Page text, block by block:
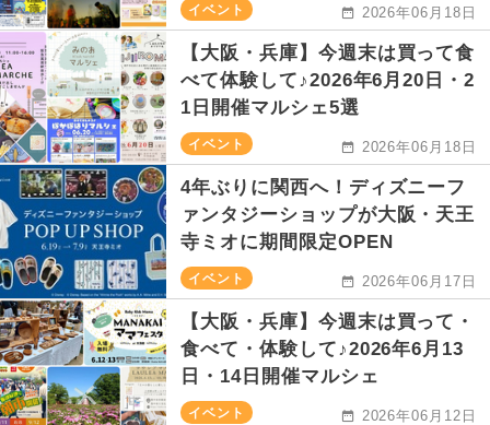
イベント 2026年06月18日
【大阪・兵庫】今週末は買って食
べて体験して♪2026年6月20日・2
1日開催マルシェ5選
イベント 2026年06月18日
4年ぶりに関西へ！ディズニーフ
ァンタジーショップが大阪・天王
寺ミオに期間限定OPEN
イベント 2026年06月17日
【大阪・兵庫】今週末は買って・
食べて・体験して♪2026年6月13
日・14日開催マルシェ
イベント 2026年06月12日